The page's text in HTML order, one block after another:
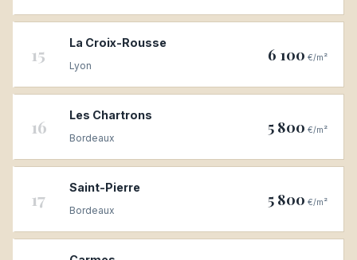
15
La Croix-Rousse
Lyon
6 100 €/m²
16
Les Chartrons
Bordeaux
5 800 €/m²
17
Saint-Pierre
Bordeaux
5 800 €/m²